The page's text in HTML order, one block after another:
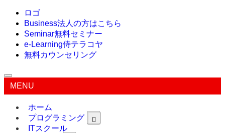
ロゴ
Business法人の方はこちら
Seminar無料セミナー
e-Learning侍テラコヤ
無料カウンセリング
MENU
ホーム
プログラミング
ITスクール